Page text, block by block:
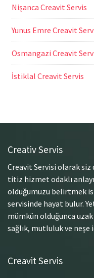
Nişanca Creavit Servis
Yunus Emre Creavit
Osmangazi Creavit
İstiklal Creavit Servis
Creativ Servis
Creavit Servisi olarak
titiz hizmet odaklı
olduğumuzu belirtmek
servisinde hayat bulur.
mümkün olduğunca
sağlık, mutluluk ve
Creavit Servis